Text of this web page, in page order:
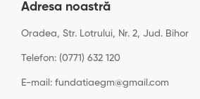
Adresa noastră
Oradea, Str. Lotrului, Nr. 2, Jud. Bihor
Telefon: (0771) 632 120
E-mail: fundatiaegm@gmail.com